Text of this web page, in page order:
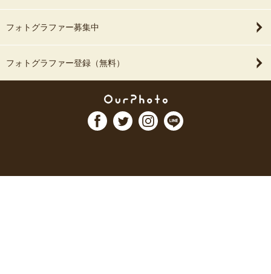
フォトグラファー募集中
フォトグラファー登録（無料）